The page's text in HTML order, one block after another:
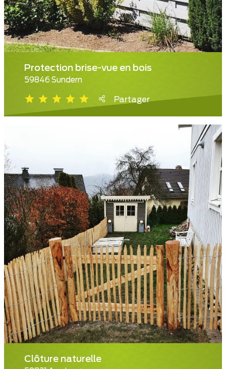
Protection brise-vue en bois
59846 Sundern
Partager
Clôture naturelle